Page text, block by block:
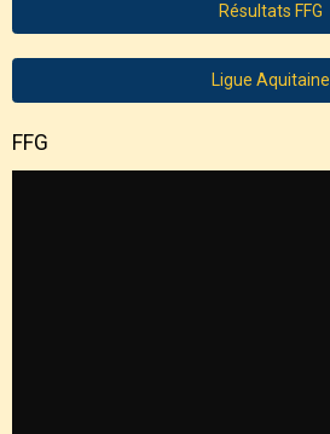
Résultats FFG
Ligue Aquitaine
FFG